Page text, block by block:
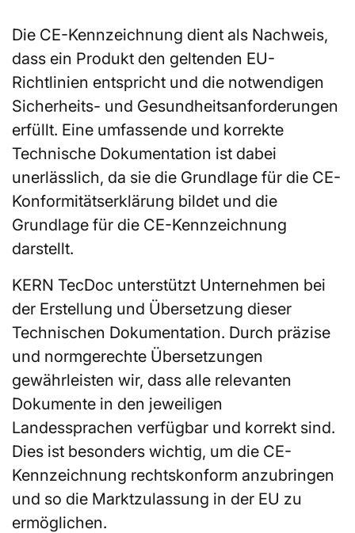
Die CE-Kennzeichnung dient als Nachweis,
dass ein Produkt den geltenden EU-
Richtlinien entspricht und die notwendigen
Sicherheits- und Gesundheitsanforderungen
erfüllt. Eine umfassende und korrekte
Technische Dokumentation ist dabei
unerlässlich, da sie die Grundlage für die CE-
Konformitätserklärung bildet und die
Grundlage für die CE-Kennzeichnung
darstellt.
KERN TecDoc unterstützt Unternehmen bei
der Erstellung und Übersetzung dieser
Technischen Dokumentation. Durch präzise
und normgerechte Übersetzungen
gewährleisten wir, dass alle relevanten
Dokumente in den jeweiligen
Landessprachen verfügbar und korrekt sind.
Dies ist besonders wichtig, um die CE-
Kennzeichnung rechtskonform anzubringen
und so die Marktzulassung in der EU zu
ermöglichen.